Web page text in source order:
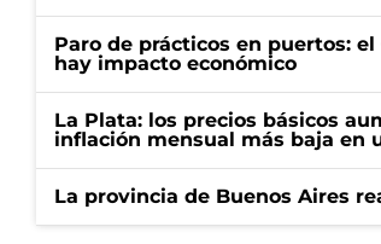
Paro de prácticos en puertos:
hay impacto económico
La Plata: los precios básicos
inflación mensual más baja en
La provincia de Buenos Aires